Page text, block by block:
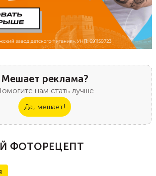
Мешает реклама?
нам стать лучше
Да, мешает!
ФОТОРЕЦЕПТ